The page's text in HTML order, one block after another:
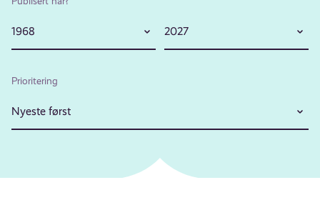
1968 2027
Prioritering
Nyeste først